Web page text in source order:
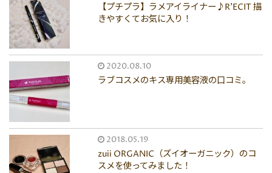
【プチプラ】ラメアイライナー♪R'ECIT 描
きやすくてお気に入り！
2020.08.10
ラブコスメのキス専用美容液の口コミ。
2018.05.19
zuii ORGANIC（ズイオーガニック）のコ
スメを使ってみました！